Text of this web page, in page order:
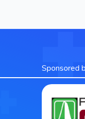
Sponsored